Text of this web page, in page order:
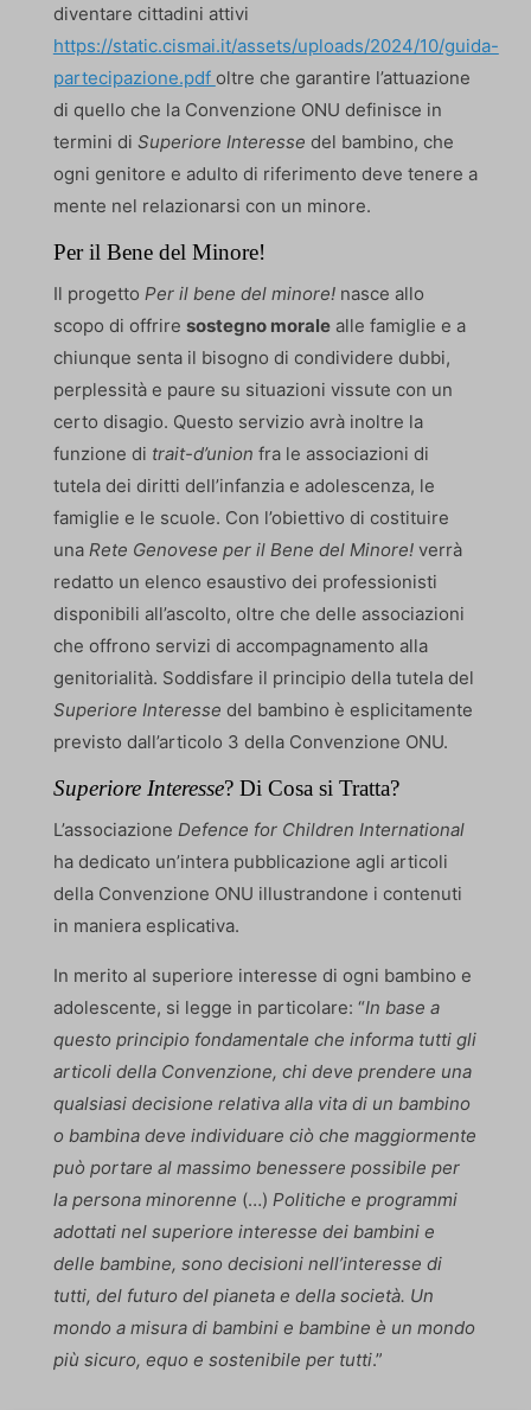
diventare cittadini attivi
https://static.cismai.it/assets/uploads/2024/10/guida-
partecipazione.pdf oltre che garantire l’attuazione
di quello che la Convenzione ONU definisce in
termini di Superiore Interesse del bambino, che
ogni genitore e adulto di riferimento deve tenere a
mente nel relazionarsi con un minore.
Per il Bene del Minore!
Il progetto Per il bene del minore! nasce allo
scopo di offrire sostegno moralealle famiglie e a
chiunque senta il bisogno di condividere dubbi,
perplessità e paure su situazioni vissute con un
certo disagio. Questo servizio avrà inoltre la
funzione di trait-d’union fra le associazioni di
tutela dei diritti dell’infanzia e adolescenza, le
famiglie e le scuole. Con l’obiettivo di costituire
una Rete Genovese per il Bene del Minore! verrà
redatto un elenco esaustivo dei professionisti
disponibili all’ascolto, oltre che delle associazioni
che offrono servizi di accompagnamento alla
genitorialità. Soddisfare il principio della tutela del
Superiore Interesse del bambino è esplicitamente
previsto dall’articolo 3 della Convenzione ONU.
Superiore Interesse? Di Cosa si Tratta?
L’associazione Defence for Children International
ha dedicato un’intera pubblicazione agli articoli
della Convenzione ONU illustrandone i contenuti
in maniera esplicativa.
In merito al superiore interesse di ogni bambino e
adolescente, si legge in particolare: “In base a
questo principio fondamentale che informa tutti gli
articoli della Convenzione, chi deve prendere una
qualsiasi decisione relativa alla vita di un bambino
o bambina deve individuare ciò che maggiormente
può portare al massimo benessere possibile per
la persona minorenne (…) Politiche e programmi
adottati nel superiore interesse dei bambini e
delle bambine, sono decisioni nell’interesse di
tutti, del futuro del pianeta e della società. Un
mondo a misura di bambini e bambine è un mondo
più sicuro, equo e sostenibile per tutti.”